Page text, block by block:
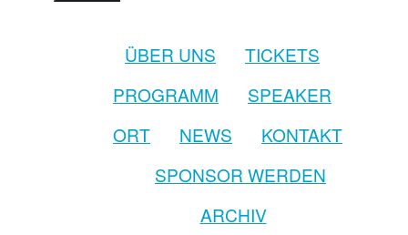
ÜBER UNS
TICKETS
PROGRAMM
SPEAKER
ORT
NEWS
KONTAKT
SPONSOR WERDEN
ARCHIV